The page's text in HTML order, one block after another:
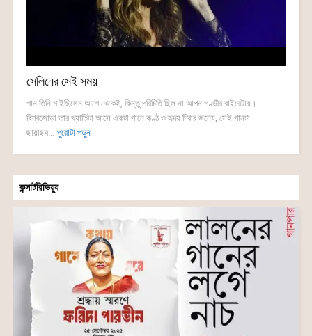
সেলিনের সেই সময়
গান তিনি গাইছিলেন আগে থেকেই, কিন্তু পরিচিতি ছিল না আপন গণ্ডীর বাইরেটায়।
বিশ্বজোড়া তার খ্যাতিটা আসে একটা গানে কণ্ঠ ও হৃদয় দিবার জন্যে, সেই গানটা
ছায়াছব...
পুরোটা পড়ুন
কন্সার্টরিভিয়্যু